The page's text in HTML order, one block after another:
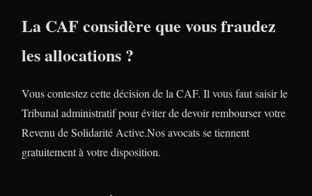
La CAF considère que vous fraudez
les allocations ?
Vous contestez cette décision de la CAF. Il vous faut saisir le
Tribunal administratif pour éviter de devoir rembourser votre
Revenu de Solidarité Active.Nos avocats se tiennent
gratuitement à votre disposition.